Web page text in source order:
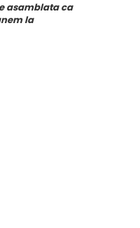
asamblata ca
la